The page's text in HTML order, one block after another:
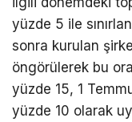
yüzde 5 ile
sonra kurulan
öngörülerek bu
yüzde 15, 1
yüzde 10 olarak